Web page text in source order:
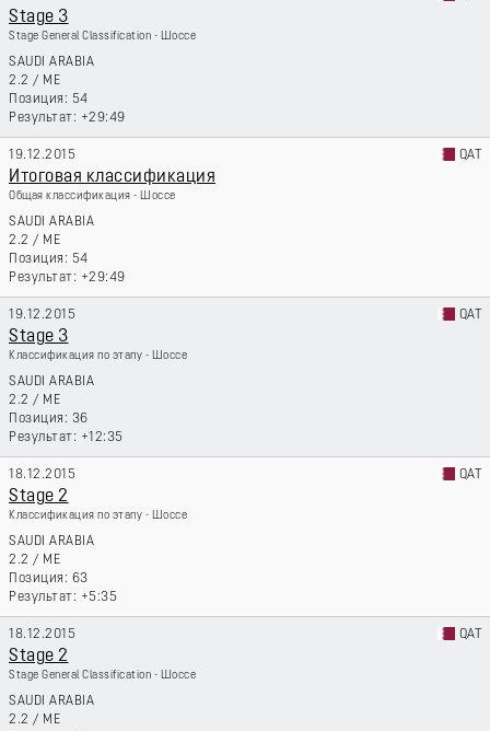
Stage 3
Stage General Classification - Шоссе
SAUDI ARABIA
2.2 / ME
54
+29:49
19.12.2015 QAT
Итоговая классификация
Общая классификация - Шоссе
SAUDI ARABIA
2.2 / ME
54
+29:49
19.12.2015 QAT
Stage 3
Классификация по этапу - Шоссе
SAUDI ARABIA
2.2 / ME
36
+12:35
18.12.2015 QAT
Stage 2
Классификация по этапу - Шоссе
SAUDI ARABIA
2.2 / ME
63
+5:35
18.12.2015 QAT
Stage 2
Stage General Classification - Шоссе
SAUDI ARABIA
2.2 / ME